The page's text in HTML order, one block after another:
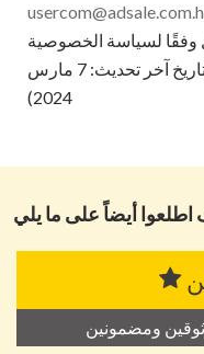
خلال 15 يوم عمل وفقًا لسياسة الخصوصية
هذه والقوانين واللوائح ذات الصلة. (تاريخ آخر تحديث: 7 مارس
2024)
ومضمونين